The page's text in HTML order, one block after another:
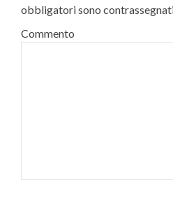
obbligatori sono
Commento